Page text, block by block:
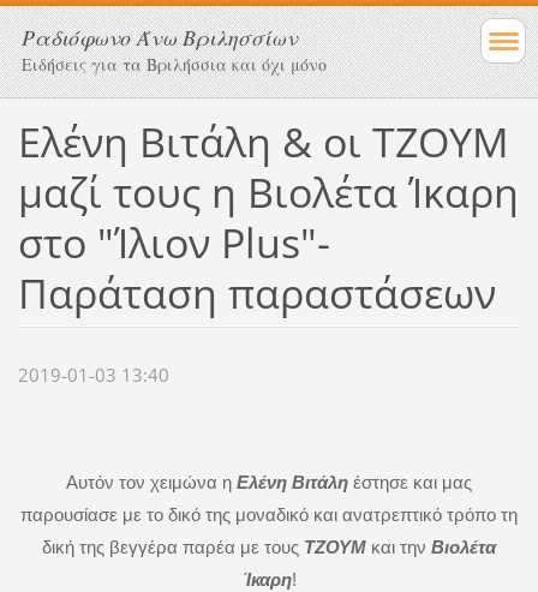
Ραδιόφωνο Άνω Βριλησσίων
Ειδήσεις για τα Βριλήσσια και όχι μόνο
Ελένη Βιτάλη & οι TZOYM
μαζί τους η Βιολέτα Ίκαρη
στο "Ίλιον Plus"-
Παράταση παραστάσεων
2019-01-03 13:40
Αυτόν τον χειμώνα η Ελένη Βιτάλη έστησε και μας
παρουσίασε με το δικό της μοναδικό και ανατρεπτικό τρόπο τη
δική της βεγγέρα παρέα με τους ΤΖΟΥΜ και την Βιολέτα
Ίκαρη!